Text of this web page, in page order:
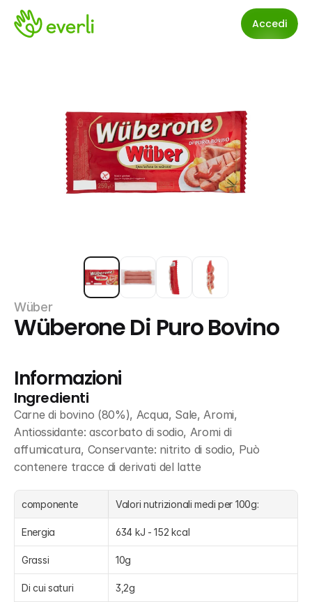
Accedi
Wüber
Wüberone Di Puro Bovino
Informazioni
Ingredienti
Carne di bovino (80%), Acqua, Sale, Aromi,
Antiossidante: ascorbato di sodio, Aromi di
affumicatura, Conservante: nitrito di sodio, Può
contenere tracce di derivati del latte
componente Valori nutrizionali medi per 100g:
Energia 634 kJ - 152 kcal
Grassi 10g
Di cui saturi 3,2g